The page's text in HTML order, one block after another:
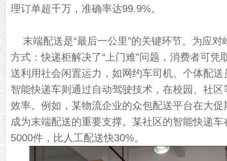
理订单超千万，准确率达99.9%。
末端配送是“最后一公里”的关键环节。为应
方式：快递柜解决了“上门难”问题，消费者可凭
送利用社会闲置运力，如网约车司机、个体配
智能快递车则通过自动驾驶技术，在校园、社
效率。例如，某物流企业的众包配送平台在大
成为末端配送的重要支撑。某社区的智能快递
5000件，比人工配送快30%。